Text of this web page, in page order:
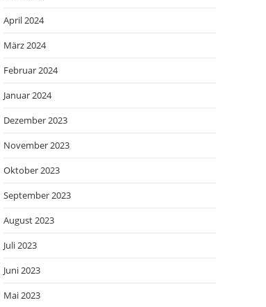
April 2024
März 2024
Februar 2024
Januar 2024
Dezember 2023
November 2023
Oktober 2023
September 2023
August 2023
Juli 2023
Juni 2023
Mai 2023